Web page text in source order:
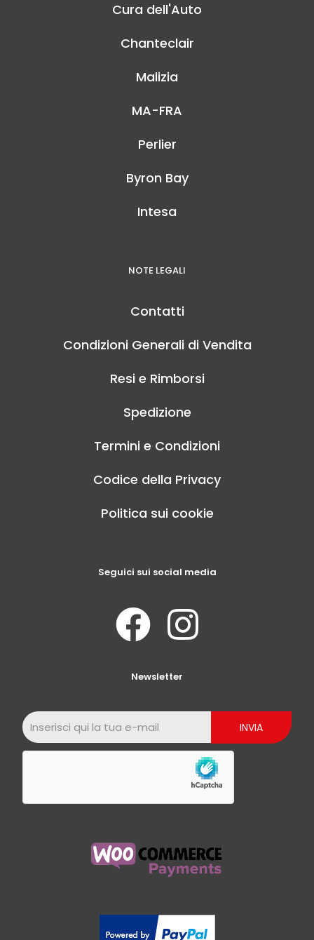
Cura dell'Auto
Chanteclair
Malizia
MA-FRA
Perlier
Byron Bay
Intesa
NOTE LEGALI
Contatti
Condizioni Generali di Vendita
Resi e Rimborsi
Spedizione
Termini e Condizioni
Codice della Privacy
Politica sui cookie
Seguici sui social media
Newsletter